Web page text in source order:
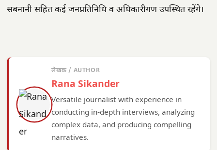
सबनानी सहित कई जनप्रतिनिधि व अधिकारीगण उपस्थित रहेंगे।
लेखक / AUTHOR
Rana Sikander
Versatile journalist with experience in
conducting in-depth interviews, analyzing
complex data, and producing compelling
narratives.